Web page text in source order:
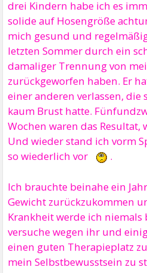
drei Kindern habe ich es
solide auf Hosengröße
mich gesund und
letzten Sommer durch ein
damaliger Trennung von
zurückgeworfen haben. Er
einer anderen verlassen,
kaum Brust hatte.
Wochen waren das Resultat,
Und wieder stand ich vorm
so wiederlich vor
.
Ich brauchte beinahe ein
Gewicht zurückzukommen
Krankheit werde ich niemals
versuche wegen ihr und
einen guten Therapieplatz
mein Selbstbewusstsein zu